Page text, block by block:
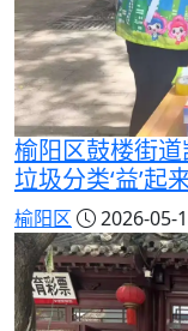
榆阳区鼓楼街
垃圾分类‘益’起
榆阳区 2026-05-